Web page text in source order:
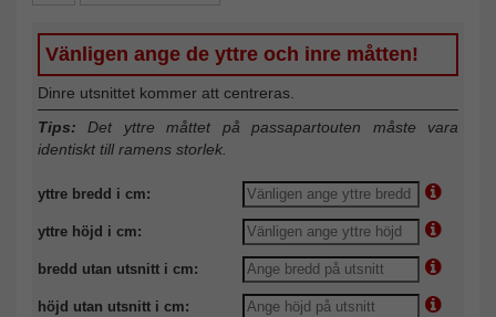
Vänligen ange de yttre och inre måtten!
Dinre utsnittet kommer att centreras.
Tips: Det yttre måttet på passapartouten måste vara
identiskt till ramens storlek.
yttre bredd i cm:
yttre höjd i cm:
bredd utan utsnitt i cm:
höjd utan utsnitt i cm: